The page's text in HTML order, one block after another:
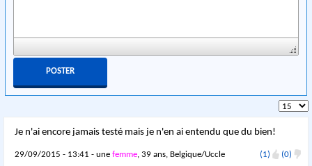
Je n'ai encore jamais testé mais je n'en ai entendu que du bien!
29/09/2015 - 13:41 - unefemme, 39 ans, Belgique/Uccle (1) (0)